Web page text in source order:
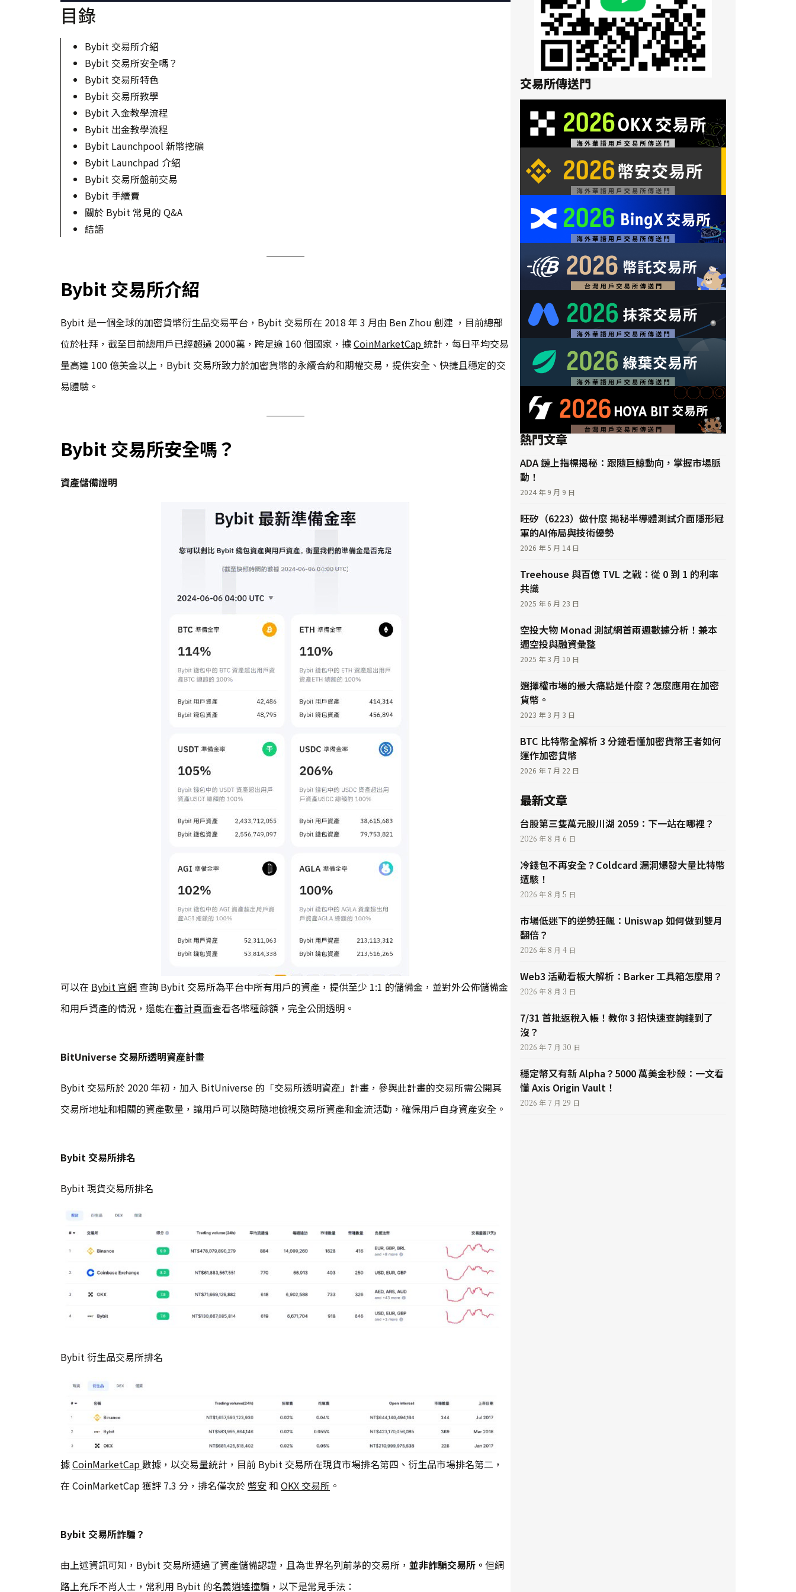
目錄
Bybit 交易所介紹
Bybit 交易所安全嗎？
Bybit 交易所特色
Bybit 交易所教學
Bybit 入金教學流程
Bybit 出金教學流程
Bybit Launchpool 新幣挖礦
Bybit Launchpad 介紹
Bybit 交易所盤前交易
Bybit 手續費
關於 Bybit 常見的 Q&A
結語
Bybit 交易所介紹
Bybit 是一個全球的加密貨幣衍生品交易平台，Bybit 交易所在 2018 年 3 月由 Ben Zhou 創建 ，目前總部
位於杜拜，截至目前總用戶已經超過 2000萬，跨足逾 160 個國家，據CoinMarketCap統計，每日平均交易
量高達 100 億美金以上，Bybit 交易所致力於加密貨幣的永續合約和期權交易，提供安全、快捷且穩定的交
易體驗。
Bybit 交易所安全嗎？
資產儲備證明
可以在 Bybit 官網 查詢 Bybit 交易所為平台中所有用戶的資產，提供至少 1:1 的儲備金，並對外公佈儲備金
和用戶資產的情況，還能在審計頁面查看各幣種餘額，完全公開透明。
BitUniverse 交易所透明資產計畫
Bybit 交易所於 2020 年初，加入 BitUniverse 的「交易所透明資產」計畫，參與此計畫的交易所需公開其
交易所地址和相關的資產數量，讓用戶可以隨時隨地檢視交易所資產和金流活動，確保用戶自身資產安全。
Bybit 交易所排名
Bybit 現貨交易所排名
Bybit 衍生品交易所排名
據CoinMarketCap數據，以交易量統計，目前 Bybit 交易所在現貨市場排名第四、衍生品市場排名第二，
在 CoinMarketCap 獲評 7.3 分，排名僅次於 幣安 和 OKX 交易所 。
Bybit 交易所詐騙？
由上述資訊可知，Bybit 交易所通過了資產儲備認證，且為世界名列前茅的交易所， 並非詐騙交易所。 但網
路上充斥不肖人士，常利用 Bybit 的名義逍遙撞騙，以下是常見手法：
交易所傳送門
熱門文章
ADA 鏈上指標揭秘：跟隨巨鯨動向，掌握市場脈
動！
2024 年 9 月 9 日
旺矽（6223）做什麼 揭秘半導體測試介面隱形冠
軍的AI佈局與技術優勢
2026 年 5 月 14 日
Treehouse 與百億 TVL 之戰：從 0 到 1 的利率
共識
2025 年 6 月 23 日
空投大物 Monad 測試網首兩週數據分析！兼本
週空投與融資彙整
2025 年 3 月 10 日
選擇權市場的最大痛點是什麼？怎麼應用在加密
貨幣。
2023 年 3 月 3 日
BTC 比特幣全解析 3 分鐘看懂加密貨幣王者如何
運作加密貨幣
2026 年 7 月 22 日
最新文章
台股第三隻萬元股川湖 2059：下一站在哪裡？
2026 年 8 月 6 日
冷錢包不再安全？Coldcard 漏洞爆發大量比特幣
遭駭！
2026 年 8 月 5 日
市場低迷下的逆勢狂飆：Uniswap 如何做到雙月
翻倍？
2026 年 8 月 4 日
Web3 活動看板大解析：Barker 工具箱怎麼用？
2026 年 8 月 3 日
7/31 首批返稅入帳！教你 3 招快速查詢錢到了
沒？
2026 年 7 月 30 日
穩定幣又有新 Alpha？5000 萬美金秒殺：一文看
懂 Axis Origin Vault！
2026 年 7 月 29 日